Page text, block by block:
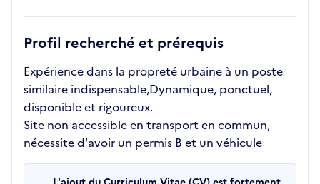
Profil recherché et prérequis
Expérience dans la propreté urbaine à un poste
similaire indispensable,Dynamique, ponctuel,
disponible et rigoureux.
Site non accessible en transport en commun,
nécessite d'avoir un permis B et un véhicule